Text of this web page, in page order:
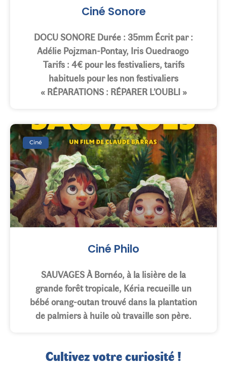
Ciné Sonore
DOCU SONORE Durée : 35mm Écrit par :
Adélie Pojzman-Pontay, Iris Ouedraogo
Tarifs : 4€ pour les festivaliers, tarifs
habituels pour les non festivaliers
« RÉPARATIONS : RÉPARER L’OUBLI »
Ciné
Ciné Philo
SAUVAGES À Bornéo, à la lisière de la
grande forêt tropicale, Kéria recueille un
bébé orang-outan trouvé dans la plantation
de palmiers à huile où travaille son père.
Cultivez votre curiosité !